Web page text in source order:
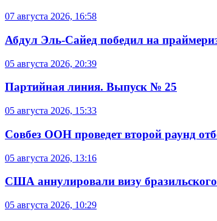
07 августа 2026, 16:58
Абдул Эль-Сайед победил на
05 августа 2026, 20:39
Партийная линия. Выпуск № 25
05 августа 2026, 15:33
Совбез ООН проведет второй раунд
05 августа 2026, 13:16
США аннулировали визу
05 августа 2026, 10:29